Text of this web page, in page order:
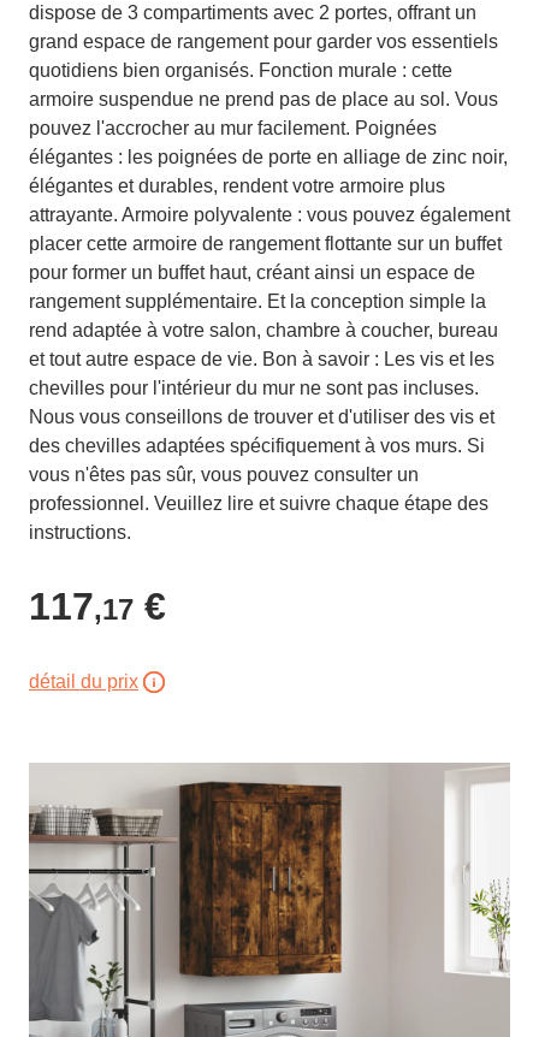
dispose de 3 compartiments avec 2 portes, offrant un
grand espace de rangement pour garder vos essentiels
quotidiens bien organisés. Fonction murale : cette
armoire suspendue ne prend pas de place au sol. Vous
pouvez l'accrocher au mur facilement. Poignées
élégantes : les poignées de porte en alliage de zinc noir,
élégantes et durables, rendent votre armoire plus
attrayante. Armoire polyvalente : vous pouvez également
placer cette armoire de rangement flottante sur un buffet
pour former un buffet haut, créant ainsi un espace de
rangement supplémentaire. Et la conception simple la
rend adaptée à votre salon, chambre à coucher, bureau
et tout autre espace de vie. Bon à savoir : Les vis et les
chevilles pour l'intérieur du mur ne sont pas incluses.
Nous vous conseillons de trouver et d'utiliser des vis et
des chevilles adaptées spécifiquement à vos murs. Si
vous n'êtes pas sûr, vous pouvez consulter un
professionnel. Veuillez lire et suivre chaque étape des
instructions.
117,17 €
détail du prix